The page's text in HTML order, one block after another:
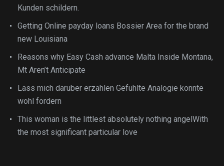
Kunden schildern.
Getting Online payday loans Bossier Area for the brand
new Louisiana
Reasons why Easy Cash advance Malta Inside Montana,
Mt Aren’t Anticipate
Lass mich daruber erzahlen Gefuhlte Analogie konnte
wohl fordern
This woman is the littlest absolutely nothing angelWith
the most significant particular love